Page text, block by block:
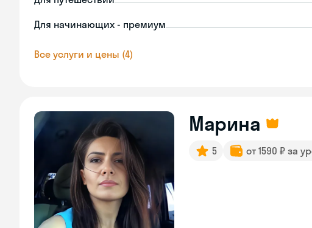
Для начинающих - премиум
Все услуги и цены (4)
Марина
5 от 1590 ₽ за